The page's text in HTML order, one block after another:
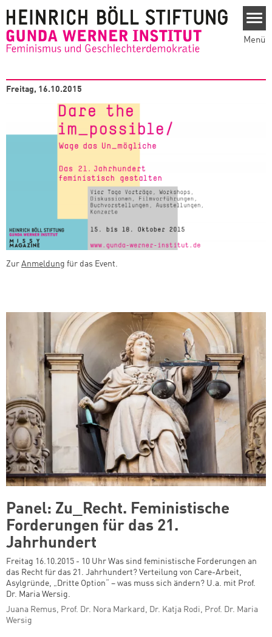
Menü
Freitag, 16.10.2015
Zur Anmeldung für das Event.
Panel: Zu_Recht. Feministische
Forderungen für das 21.
Jahrhundert
Freitag 16.10.2015 - 10 Uhr Was sind feministische Forderungen an
das Recht für das 21. Jahrhundert? Verteilung von Care-Arbeit,
Asylgründe, „Dritte Option“ – was muss sich ändern? U.a. mit Prof.
Dr. Maria Wersig.
Juana Remus, Prof. Dr. Nora Markard, Dr. Katja Rodi, Prof. Dr. Maria
Wersig